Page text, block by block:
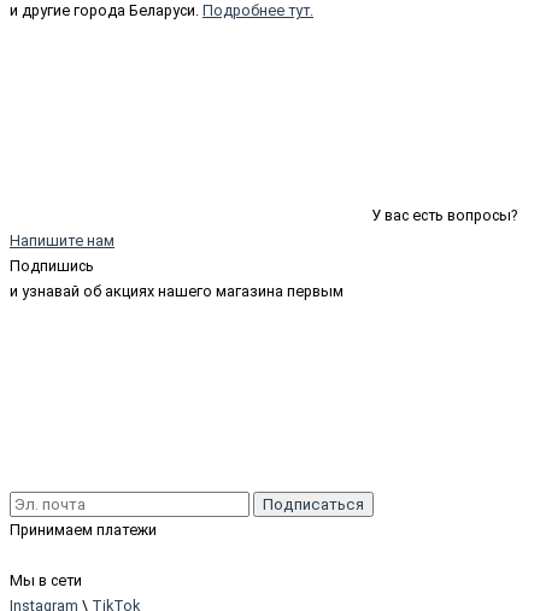
и другие города Беларуси. Подробнее тут.
У вас есть вопросы?
Напишите нам
Подпишись
и узнавай об акциях нашего магазина первым
Подписаться
Принимаем платежи
Мы в сети
Instagram \ TikTok